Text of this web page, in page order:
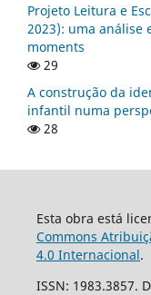
Projeto Leitura e
2023): uma análise
moments
29
A construção da
infantil numa
28
Esta obra está
Commons
4.0 Internacional.
ISSN: 1983.3857.